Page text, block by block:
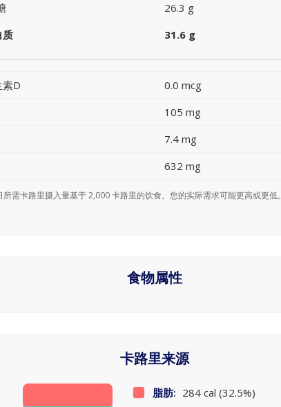
26.3 g
质
31.6 g
D 0.0 mcg
105 mg
7.4 mg
632 mg
需卡路里摄入量基于 2,000 卡路里的饮食。您的实际需求可能更高或更低。
食物属性
卡路里来源
脂肪: 284 cal (32.5%)